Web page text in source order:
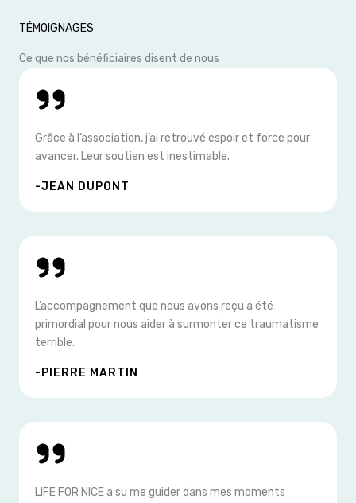
TÉMOIGNAGES
Ce que nos bénéficiaires disent de nous
Grâce à l’association, j’ai retrouvé espoir et force pour
avancer. Leur soutien est inestimable.
-JEAN DUPONT
L’accompagnement que nous avons reçu a été
primordial pour nous aider à surmonter ce traumatisme
terrible.
-PIERRE MARTIN
LIFE FOR NICE a su me guider dans mes moments